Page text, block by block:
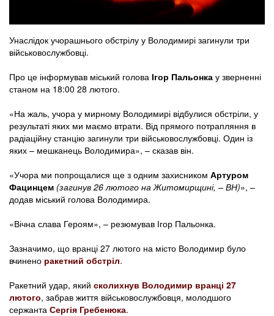
Унаслідок учорашнього обстрілу у Володимирі загинули три
військовослужбовці.
Про це інформував міський голова Ігор Пальонка у зверненні
станом на 18:00 28 лютого.
«На жаль, учора у мирному Володимирі відбулися обстріли, у
результаті яких ми маємо втрати. Від прямого потрапляння в
радіаційну станцію загинули три військовослужбовці. Один із
яких – мешканець Володимира», – сказав він.
«Учора ми попрощалися ще з одним захисником Артуром
Фацинцем (загинув 26 лютого на Житомирщині, – ВН)», –
додав міський голова Володимира.
«Вічна слава Героям», – резюмував Ігор Пальонка.
Зазначимо, що вранці 27 лютого на місто Володимир було
вчинено ракетний обстріл.
Ракетний удар, який сколихнув Володимир вранці 27
лютого, забрав життя військовослужбовця, молодшого
сержанта Сергія Гребенюка.